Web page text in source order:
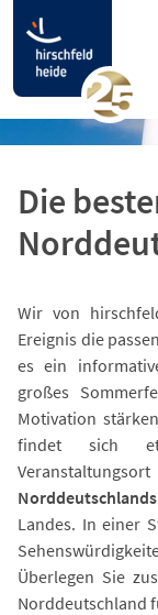
Die
Wir von
Ereignis die
es ein
großes
Motivation
findet sich
Norddeutschlands
Landes. In einer
Überlegen Sie
Norddeutschland